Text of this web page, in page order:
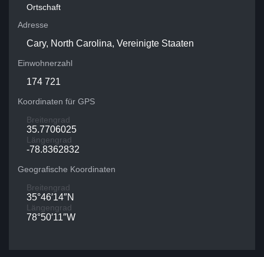
Ortschaft
Adresse
Cary, North Carolina, Vereinigte Staaten
Einwohnerzahl
174 721
Koordinaten für GPS
Breitengrad
35.7706025
Längengrad
-78.8362832
Geografische Koordinaten
Breitengrad
35°46′14″N
Längengrad
78°50′11″W